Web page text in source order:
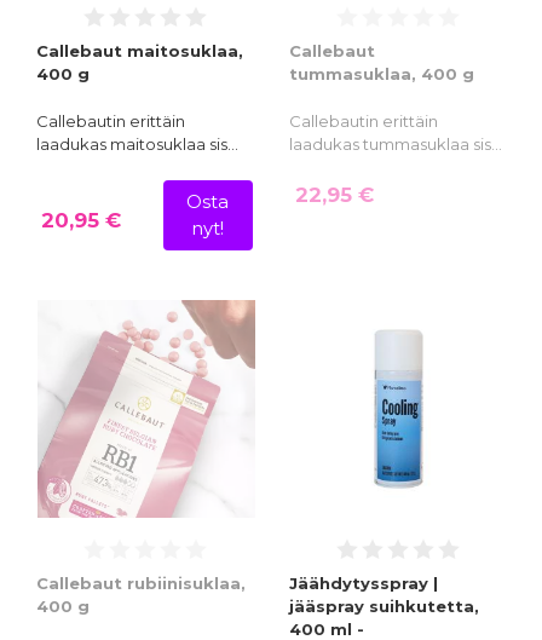
Callebaut maitosuklaa,
400 g
Callebautin erittäin
laadukas maitosuklaa sis…
20,95 €
Osta
nyt!
Callebaut
tummasuklaa, 400 g
Callebautin erittäin
laadukas tummasuklaa sis…
22,95 €
Callebaut rubiinisuklaa,
400 g
Jäähdytysspray |
jääspray suihkutetta,
400 ml -